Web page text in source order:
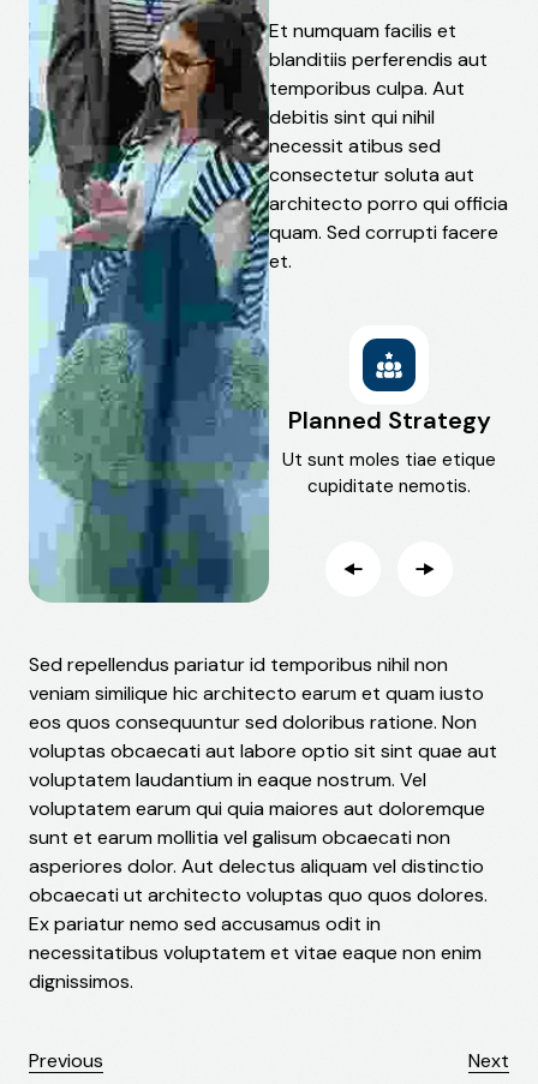
Et numquam facilis et
blanditiis perferendis aut
temporibus culpa. Aut
debitis sint qui nihil
necessit atibus sed
consectetur soluta aut
architecto porro qui officia
quam. Sed corrupti facere
et.
Planned Strategy
Ut sunt moles tiae etique
cupiditate nemotis.
Sed repellendus pariatur id temporibus nihil non
veniam similique hic architecto earum et quam iusto
eos quos consequuntur sed doloribus ratione. Non
voluptas obcaecati aut labore optio sit sint quae aut
voluptatem laudantium in eaque nostrum. Vel
voluptatem earum qui quia maiores aut doloremque
sunt et earum mollitia vel galisum obcaecati non
asperiores dolor. Aut delectus aliquam vel distinctio
obcaecati ut architecto voluptas quo quos dolores.
Ex pariatur nemo sed accusamus odit in
necessitatibus voluptatem et vitae eaque non enim
dignissimos.
Previous Next